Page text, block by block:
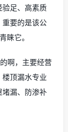
足、高素质
重要的是该公
睐它。
啊，主要经营
顶漏水专业
漏、防渗补